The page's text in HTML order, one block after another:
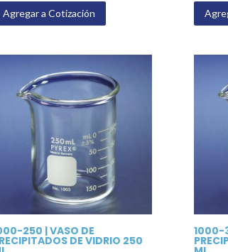
Agregar a Cotización
250 | VASO DE
DE VIDRIO 250
1000-